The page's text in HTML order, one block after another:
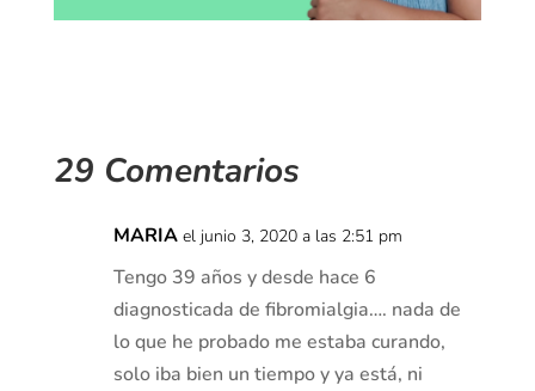
29 Comentarios
MARIA el junio 3, 2020 a las 2:51 pm
Tengo 39 años y desde hace 6
diagnosticada de fibromialgia…. nada de
lo que he probado me estaba curando,
solo iba bien un tiempo y ya está, ni